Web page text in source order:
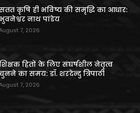
कृषि ही भविष्य की समृद्धि का आधार:
भुवनेश्वर नाथ पांडेय
7, 2026
हितों के लिए संघर्षशील नेतृत्व
का समय: डॉ. शरदेन्दु त्रिपाठी
7, 2026